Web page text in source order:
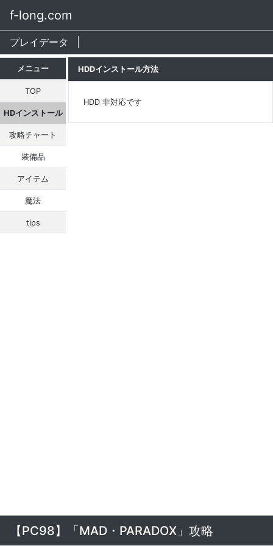
f-long.com
プレイデータ
メニュー
TOP
HDインストール
攻略チャート
装備品
アイテム
魔法
tips
HDDインストール方法
HDD 非対応です
【PC98】「MAD・PARADOX」攻略